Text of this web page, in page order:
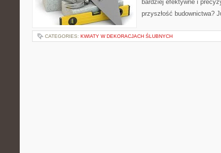
bardziej efektywne i
przyszłość budownictwa?
CATEGORIES: KWIATY W DEKORACJACH ŚLUBNYCH